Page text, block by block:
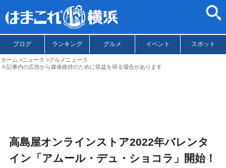
ブログ ランキング グルメ イベント スポット
ホーム ニュース
グルメニュース
※記事内の広告から媒体維持のために収益を得る場合があります
高島屋オンラインストア2022年バレンタ
イン「アムール・デュ・ショコラ」開始！